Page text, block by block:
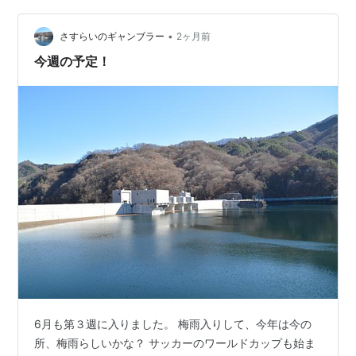
むずかしい状況みたいかな？ ネーションズリーグも、男
女とも好調で、期待できそうですが？ さて今週は？26日
金曜日が12時半上りです…
さすらいのギャンブラー • 2ヶ月前
今週の予定！
6月も第３週に入りました。 梅雨入りして、今年は今の
所、梅雨らしいかな？ サッカーのワールドカップも始ま